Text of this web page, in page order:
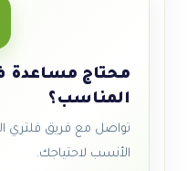
محتاج مساعدة
المناسب؟
تواصل مع فريق فلتري
الأنسب لاحتياجك.